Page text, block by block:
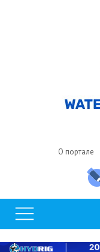
О портале